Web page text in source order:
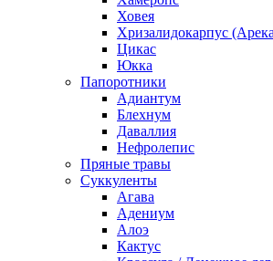
Ховея
Хризалидокарпус
Цикас
Юкка
Папоротники
Адиантум
Блехнум
Даваллия
Нефролепис
Пряные травы
Суккуленты
Агава
Адениум
Алоэ
Кактус